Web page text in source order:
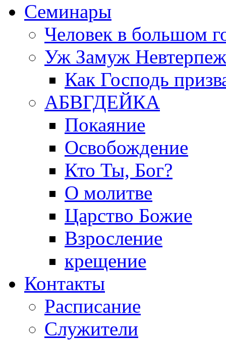
Семинары
Человек в большом
Уж Замуж Невтерпеж
Как Господь
АБВГДЕЙКА
Покаяние
Освобождение
Кто Ты, Бог?
О молитве
Царство Божие
Взросление
крещение
Контакты
Расписание
Служители